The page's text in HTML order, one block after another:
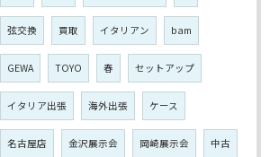
弦交換 買取 イタリアン bam
GEWA TOYO 春 セットアップ
イタリア出張 海外出張 ケース
名古屋店 金沢展示会 岡崎展示会 中古